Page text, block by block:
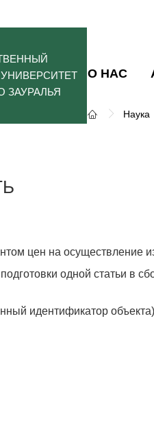
ЗАУРАЛЬЯ
О НАС
Наука
цен на осуществление
одной статьи в
идентификатор